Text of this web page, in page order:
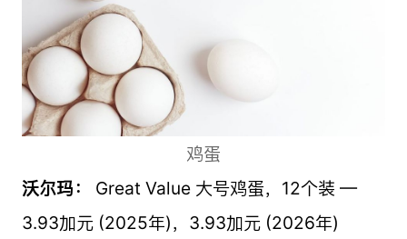
鸡蛋
沃尔玛：
Great Value 大号鸡蛋，12个装 —
3.93加元 (2025年)，3.93加元 (2026年)